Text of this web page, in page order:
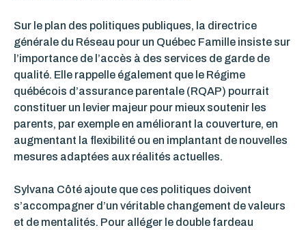
Sur le plan des politiques publiques, la directrice
générale du Réseau pour un Québec Famille insiste sur
l’importance de l’accès à des services de garde de
qualité. Elle rappelle également que le Régime
québécois d’assurance parentale (RQAP) pourrait
constituer un levier majeur pour mieux soutenir les
parents, par exemple en améliorant la couverture, en
augmentant la flexibilité ou en implantant de nouvelles
mesures adaptées aux réalités actuelles.
Sylvana Côté ajoute que ces politiques doivent
s’accompagner d’un véritable changement de valeurs
et de mentalités. Pour alléger le double fardeau